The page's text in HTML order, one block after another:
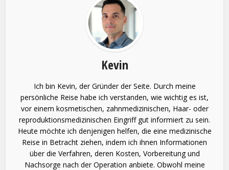
Kevin
Ich bin Kevin, der Gründer der Seite. Durch meine
persönliche Reise habe ich verstanden, wie wichtig es ist,
vor einem kosmetischen, zahnmedizinischen, Haar- oder
reproduktionsmedizinischen Eingriff gut informiert zu sein.
Heute möchte ich denjenigen helfen, die eine medizinische
Reise in Betracht ziehen, indem ich ihnen Informationen
über die Verfahren, deren Kosten, Vorbereitung und
Nachsorge nach der Operation anbiete. Obwohl meine